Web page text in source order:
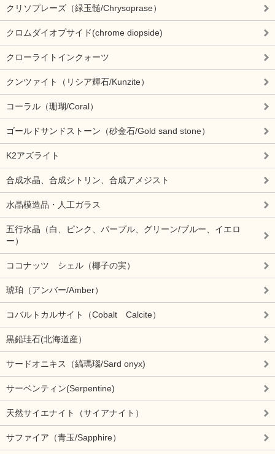
クリソプレーズ（緑玉髄/Chrysoprase）
クロムダイオプサイド(chrome diopside)
クローライトインクォーツ
クンツァイト（リシア輝石/Kunzite）
コーラル（珊瑚/Coral）
ゴールドサンドストーン（砂金石/Gold sand stone）
K2アズライト
合成水晶、合成シトリン、合成アメジスト
水晶模造品・人工ガラス
五行水晶（白、ピンク、パープル、グリーン/ブルー、イエロ
ー）
ココナッツ シェル（椰子の実）
琥珀（アンバー/Amber）
コバルトカルサイト（Cobalt Calcite）
黒鉛珪石(北海道産）
サードオニキス（縞瑪瑙/Sard onyx)
サーベンティン(Serpentine)
天然サイエナイト（サイアナイト）
サファイア（青玉/Sapphire）